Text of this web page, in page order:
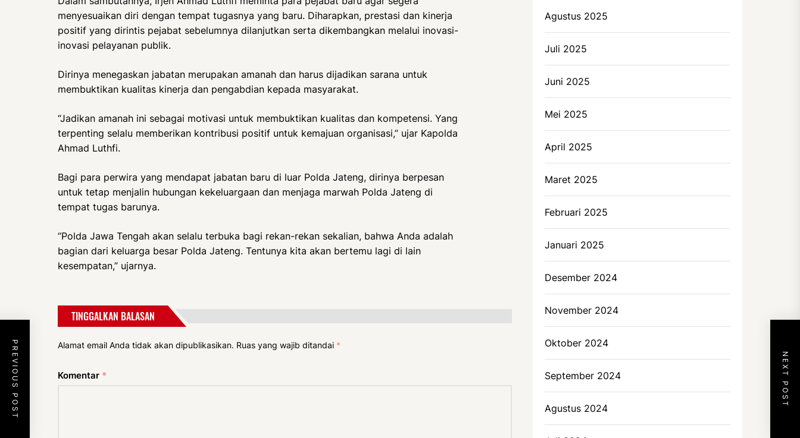
menyesuaikan diri dengan tempat tugasnya yang baru. Diharapkan, prestasi dan kinerja
positif yang dirintis pejabat sebelumnya dilanjutkan serta dikembangkan melalui inovasi-
inovasi pelayanan publik.
Dirinya menegaskan jabatan merupakan amanah dan harus dijadikan sarana untuk
membuktikan kualitas kinerja dan pengabdian kepada masyarakat.
“Jadikan amanah ini sebagai motivasi untuk membuktikan kualitas dan kompetensi. Yang
terpenting selalu memberikan kontribusi positif untuk kemajuan organisasi,” ujar Kapolda
Ahmad Luthfi.
Bagi para perwira yang mendapat jabatan baru di luar Polda Jateng, dirinya berpesan
untuk tetap menjalin hubungan kekeluargaan dan menjaga marwah Polda Jateng di
tempat tugas barunya.
“Polda Jawa Tengah akan selalu terbuka bagi rekan-rekan sekalian, bahwa Anda adalah
bagian dari keluarga besar Polda Jateng. Tentunya kita akan bertemu lagi di lain
kesempatan,” ujarnya.
TINGGALKAN BALASAN
Alamat email Anda tidak akan dipublikasikan. Ruas yang wajib ditandai *
Komentar *
PREVIOUS POST NEXT POST
Agustus 2025
Juli 2025
Juni 2025
Mei 2025
April 2025
Maret 2025
Februari 2025
Januari 2025
Desember 2024
November 2024
Oktober 2024
September 2024
Agustus 2024